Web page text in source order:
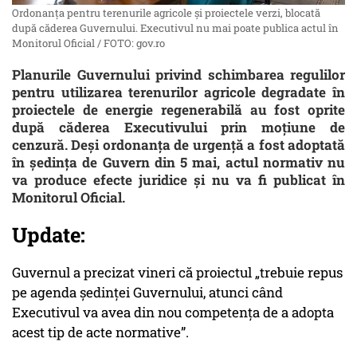
Ordonanța pentru terenurile agricole și proiectele verzi, blocată
după căderea Guvernului. Executivul nu mai poate publica actul în
Monitorul Oficial / FOTO: gov.ro
Planurile Guvernului privind schimbarea regulilor
pentru utilizarea terenurilor agricole degradate în
proiectele de energie regenerabilă au fost oprite
după căderea Executivului prin moțiune de
cenzură. Deși ordonanța de urgență a fost adoptată
în ședința de Guvern din 5 mai, actul normativ nu
va produce efecte juridice și nu va fi publicat în
Monitorul Oficial.
Update:
Guvernul a precizat vineri că proiectul „trebuie repus
pe agenda ședinței Guvernului, atunci când
Executivul va avea din nou competența de a adopta
acest tip de acte normative”.